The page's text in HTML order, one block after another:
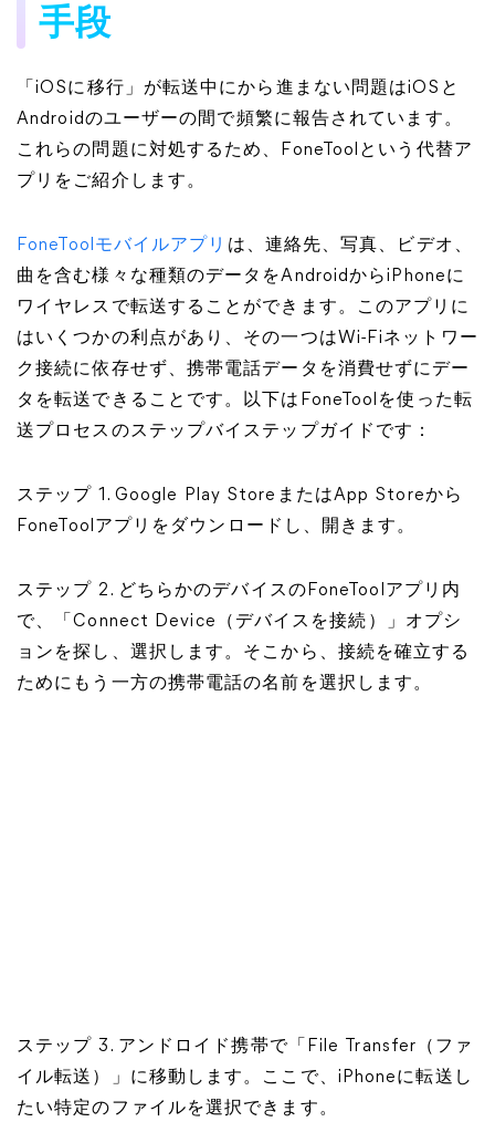
手段
「iOSに移行」が転送中にから進まない問題はiOSと
Androidのユーザーの間で頻繁に報告されています。
これらの問題に対処するため、FoneToolという代替ア
プリをご紹介します。
FoneToolモバイルアプリ は、連絡先、写真、ビデオ、
曲を含む様々な種類のデータをAndroidからiPhoneに
ワイヤレスで転送することができます。このアプリに
はいくつかの利点があり、その一つはWi-Fiネットワー
ク接続に依存せず、携帯電話データを消費せずにデー
タを転送できることです。以下はFoneToolを使った転
送プロセスのステップバイステップガイドです：
ステップ 1. Google Play StoreまたはApp Storeから
FoneToolアプリをダウンロードし、開きます。
ステップ 2. どちらかのデバイスのFoneToolアプリ内
で、「Connect Device（デバイスを接続）」オプシ
ョンを探し、選択します。そこから、接続を確立する
ためにもう一方の携帯電話の名前を選択します。
ステップ 3. アンドロイド携帯で「File Transfer（ファ
イル転送）」に移動します。ここで、iPhoneに転送し
たい特定のファイルを選択できます。